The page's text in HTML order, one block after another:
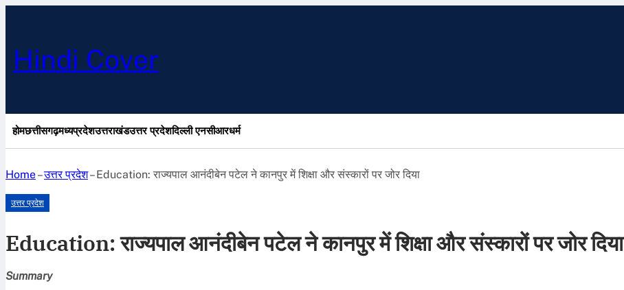
Hindi Cover
होमछत्तीसगढ़मध्यप्रदेशउत्तराखंडउत्तर प्रदेशदिल्ली एनसीआरधर्म
Home–उत्तर प्रदेश–Education: राज्यपाल आनंदीबेन पटेल ने कानपुर में शिक्षा और संस्कारों पर जोर दिया
उत्तर प्रदेश
Education: राज्यपाल आनंदीबेन पटेल ने कानपुर में शिक्षा और संस्कारों पर जोर दिया
Summary